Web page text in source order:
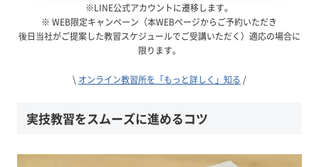
※LINE公式アカウントに遷移します。
※ WEB限定キャンペーン（本WEBページからご予約いただき
後日当社がご提案した教習スケジュールでご受講いただく）適応の場合に
限ります。
\ オンライン教習所を「もっと詳しく」知る /
実技教習をスムーズに進めるコツ